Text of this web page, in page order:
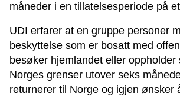
måneder i en tillatelsesperiode på
UDI erfarer at en gruppe personer
beskyttelse som er bosatt med
besøker hjemlandet eller oppholder
Norges grenser utover seks
returnerer til Norge og igjen ønsker